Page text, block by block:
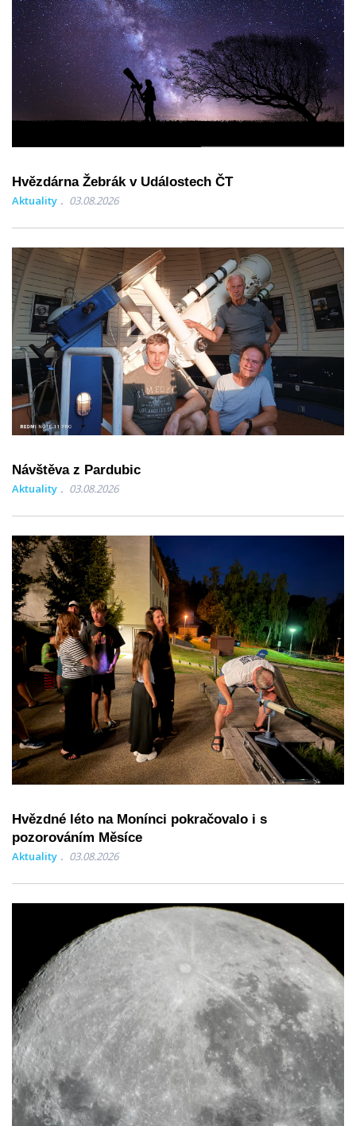
Hvězdárna Žebrák v Událostech ČT
Aktuality 03.08.2026
Návštěva z Pardubic
Aktuality 03.08.2026
Hvězdné léto na Monínci pokračovalo i s
pozorováním Měsíce
Aktuality 03.08.2026